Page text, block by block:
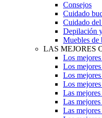
Consejos
Cuidado
Cuidado
Depilación
Muebles de
LAS MEJORES
Los
Los
Los
Los
Las
Las
Las